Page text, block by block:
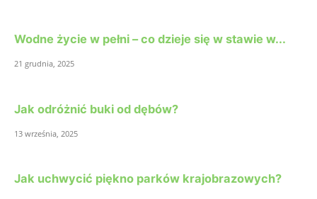
Wodne życie w pełni – co dzieje się w stawie w...
21 grudnia, 2025
Jak odróżnić buki od dębów?
13 września, 2025
Jak uchwycić piękno parków krajobrazowych?